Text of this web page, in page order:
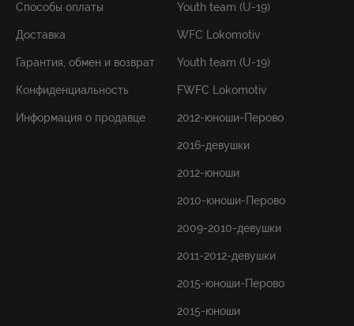
Способы оплаты
Доставка
Гарантия, обмен и возврат
Конфиденциальность
Информация о продавце
Youth team (U-19)
WFC Lokomotiv
Youth team (U-19)
FWFC Lokomotiv
2012-юноши-Перово
2016-девушки
2012-юноши
2010-юноши-Перово
2009-2010-девушки
2011-2012-девушки
2015-юноши-Перово
2015-юноши